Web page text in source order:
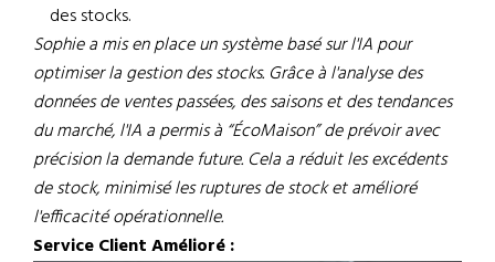
des stocks.
Sophie a mis en place un système basé sur l'IA pour
optimiser la gestion des stocks. Grâce à l'analyse des
données de ventes passées, des saisons et des tendances
du marché, l'IA a permis à “ÉcoMaison” de prévoir avec
précision la demande future. Cela a réduit les excédents
de stock, minimisé les ruptures de stock et amélioré
l'efficacité opérationnelle.
Service Client Amélioré :